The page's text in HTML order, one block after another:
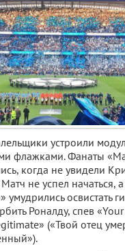
устроили
флажками. Фанаты
когда не увидели
не успел начаться,
умудрились освистать
Роналду, спев
(«Твой отец